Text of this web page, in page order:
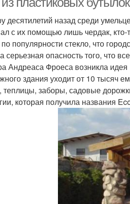
десятилетий назад среди
с их помощью лишь чердак,
популярности стекло, что
серьезная опасность того, что
Андреаса Фроеса возникла идея
здания уходит от 10 тысяч
теплицы, заборы, садовые
которая получила названия